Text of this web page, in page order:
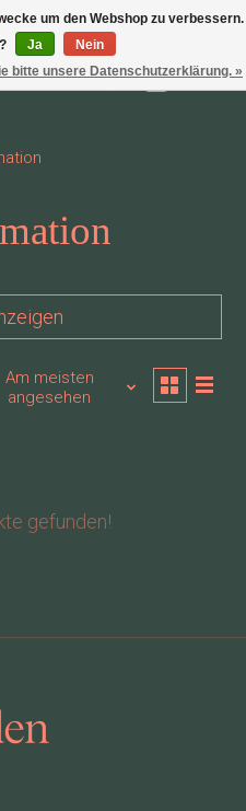
Wunschzettel
Ihr
Am meisten
angesehen
gefunden!
um den Webshop zu verbessern.
Ja
Nein
bitte unsere Datenschutzerklärung. »